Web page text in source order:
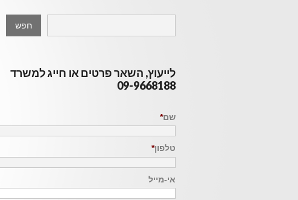
לייעוץ, השאר פרטים או חייג למשרד
09-9668188
שם*
טלפון*
אי-מייל